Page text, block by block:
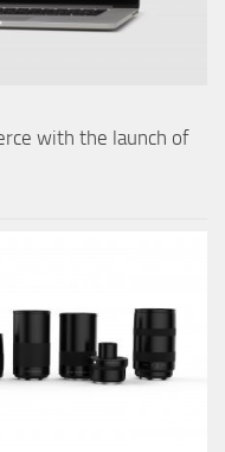
with the launch of